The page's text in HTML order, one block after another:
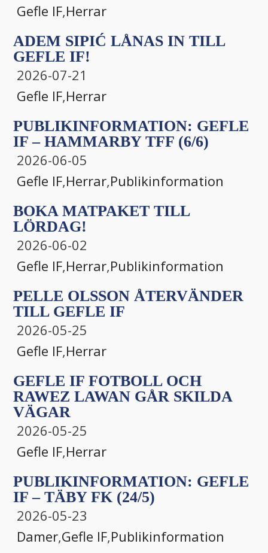
Gefle IF,Herrar
ADEM SIPIĆ LÅNAS IN TILL
GEFLE IF!
2026-07-21
Gefle IF,Herrar
PUBLIKINFORMATION: GEFLE
IF – HAMMARBY TFF (6/6)
2026-06-05
Gefle IF,Herrar,Publikinformation
BOKA MATPAKET TILL
LÖRDAG!
2026-06-02
Gefle IF,Herrar,Publikinformation
PELLE OLSSON ÅTERVÄNDER
TILL GEFLE IF
2026-05-25
Gefle IF,Herrar
GEFLE IF FOTBOLL OCH
RAWEZ LAWAN GÅR SKILDA
VÄGAR
2026-05-25
Gefle IF,Herrar
PUBLIKINFORMATION: GEFLE
IF – TÄBY FK (24/5)
2026-05-23
Damer,Gefle IF,Publikinformation